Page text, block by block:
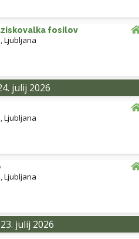
fosilov
,Ljubljana
julij 2026
,Ljubljana
,Ljubljana
julij 2026